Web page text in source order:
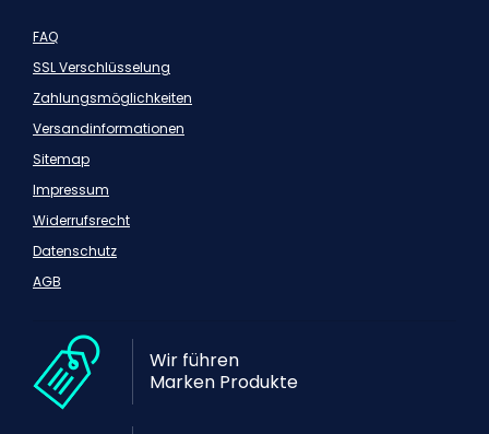
FAQ
SSL Verschlüsselung
Zahlungsmöglichkeiten
Versandinformationen
Sitemap
Impressum
Widerrufsrecht
Datenschutz
AGB
Wir führen
Marken Produkte